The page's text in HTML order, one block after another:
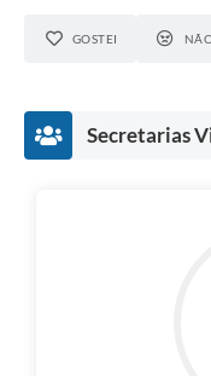
GOSTEI
Secretarias